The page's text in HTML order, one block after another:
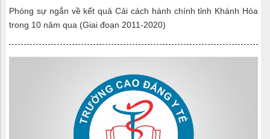
Phóng sự ngắn về kết quả Cải cách hành chính tỉnh Khánh Hòa
trong 10 năm qua (Giai đoạn 2011-2020)